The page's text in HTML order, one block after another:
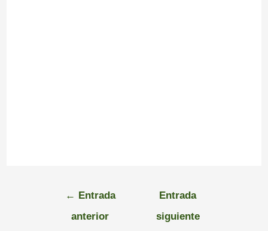
← Entrada
anterior
Entrada
siguiente